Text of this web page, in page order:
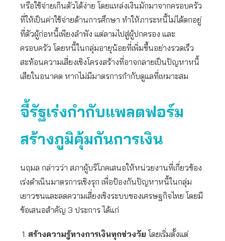
หรือใช้จ่ายเกินตัวได้ง่าย โดยแหล่งเงินมักมาจากครอบครัว
ที่ให้เป็นค่าใช้จ่ายด้านการศึกษา ทำให้ภาระหนี้ไม่ได้ตกอยู่
ที่ตัวผู้ก่อหนี้เพียงลำพัง แต่ลามไปสู่ผู้ปกครอง และ
ครอบครัว โดยหนี้ในกลุ่มอายุน้อยที่เพิ่มขึ้นอย่างรวดเร็ว
สะท้อนความเสี่ยงเชิงโครงสร้างที่อาจกลายเป็นปัญหาหนี้
เสียในอนาคต หากไม่มีมาตรการกำกับดูแลที่เหมาะสม
จี้รัฐเร่งกำกับแพลตฟอร์ม
สร้างภูมิคุ้มกันการเงิน
นฤมล กล่าวว่า สภาผู้บริโภคเสนอให้หน่วยงานที่เกี่ยวข้อง
เร่งดำเนินมาตรการเชิงรุก เพื่อป้องกันปัญหาหนี้ในกลุ่ม
เยาวชนและลดความเสี่ยงเชิงระบบของเศรษฐกิจไทย โดยมี
ข้อเสนอสำคัญ 3 ประการ ได้แก่
สร้างความรู้ทางการเงินทุกช่วงวัย โดยเริ่มตั้งแต่